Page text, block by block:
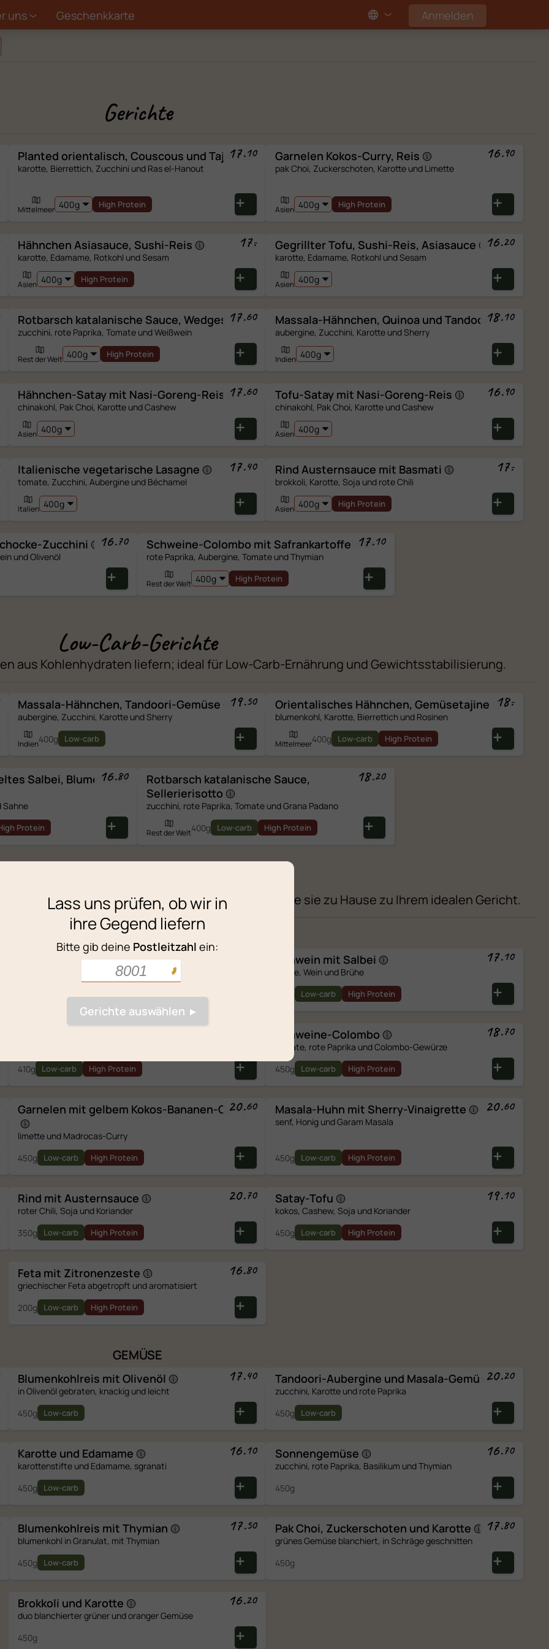
uns Geschenkkarte Anmelden
Lass uns prüfen, ob wir in
ihre Gegend liefern
Bitte gib deine Postleitzahl ein:
Gerichte auswählen ▸
Gerichte
17.10
Planted orientalisch, Couscous und Tajine
karotte, Bierrettich, Zucchini und Ras el-Hanout
Mittelmeer High Protein
16.90
Garnelen Kokos-Curry, Reis
pak Choi, Zuckerschoten, Karotte und Limette
Asien High Protein
17.-
Hähnchen Asiasauce, Sushi-Reis
karotte, Edamame, Rotkohl und Sesam
Asien High Protein
16.20
Gegrillter Tofu, Sushi-Reis,Asiasauce
karotte, Edamame, Rotkohl und Sesam
Asien
17.60
Rotbarsch katalanische Sauce, Wedges
zucchini, rote Paprika, Tomate und Weißwein
Rest der Welt High Protein
18.10
Massala-Hähnchen, Quinoa undTandoori
aubergine, Zucchini, Karotte und Sherry
Indien
17.60
Hähnchen-Satay mit Nasi-Goreng-Reis
chinakohl, Pak Choi, Karotte und Cashew
Asien
16.90
Tofu-Satay mit Nasi-Goreng-Reis
chinakohl, Pak Choi, Karotte und Cashew
Asien
17.40
Italienische vegetarische Lasagne
tomate, Zucchini, Aubergine und Béchamel
Italien
17.-
Rind Austernsauce mit Basmati
brokkoli, Karotte, Soja und rote Chili
Asien High Protein
16.70
Zucchini
und Olivenöl
17.10
Schweine-Colombo mit Safrankartoffeln
rote Paprika, Aubergine, Tomate und Thymian
Rest der Welt High Protein
Low-Carb-Gerichte
aus Kohlenhydraten liefern; ideal für Low-Carb-Ernährung und Gewichtsstabilisierung.
19.50
Massala-Hähnchen, Tandoori-Gemüse
aubergine, Zucchini, Karotte und Sherry
Indien400g Low-carb
18.-
Orientalisches Hähnchen,Gemüsetajine
blumenkohl, Karotte, Bierrettich und Rosinen
Mittelmeer400g Low-carb High Protein
16.80
Salbei, Blumenkohl
Sahne
Protein
18.20
Rotbarsch katalanische Sauce,
Sellerierisotto
zucchini, rote Paprika, Tomate und Grana Padano
Rest der Welt400g Low-carb High Protein
(3 bis 4 Portionen) und kombinieren Sie sie zu Hause zu Ihrem idealen Gericht.
PROTEINE
Asia-Sauce
melasse, Soja, Sesam und Ingwer
17.10
Schwein mit Salbei
sahne, Wein und Brühe
Low-carb High Protein
410g
Low-carb High Protein
18.70
Schweine-Colombo
tomate, rote Paprika und Colombo-Gewürze
450g
Low-carb High Protein
20.60
Garnelen mit gelbem Kokos-Bananen-Curry
limette und Madrocas-Curry
450g
Low-carb High Protein
20.60
Masala-Huhn mit Sherry-Vinaigrette
senf, Honig und Garam Masala
450g Low-carb High Protein
20.70
Rind mit Austernsauce
roter Chili, Soja und Koriander
350g
Low-carb High Protein
19.10
Satay-Tofu
kokos, Cashew, Soja und Koriander
450g
Low-carb High Protein
16.80
Feta mit Zitronenzeste
griechischer Feta abgetropft und aromatisiert
200g
Low-carb High Protein
GEMÜSE
17.40
Blumenkohlreis mit Olivenöl
in Olivenöl gebraten, knackig und leicht
450g
Low-carb
20.20
Tandoori-Aubergine und Masala-Gemüse
zucchini, Karotte und rote Paprika
450g
Low-carb
16.10
Karotte und Edamame
karottenstifte und Edamame, sgranati
450g
Low-carb
16.70
Sonnengemüse
zucchini, rote Paprika, Basilikum und Thymian
450g
17.50
Blumenkohlreis mit Thymian
blumenkohl in Granulat, mit Thymian
450g
Low-carb
17.80
Pak Choi, Zuckerschoten und Karotte
grünes Gemüse blanchiert, in Schräge geschnitten
450g
16.20
Brokkoli und Karotte
duo blanchierter grüner und oranger Gemüse
450g
proteins fats
Kalt geniessen.
Kühl oder warm geniessen.
Erwärmen öffnen.
Die Folie vor dem Erwärmen vollständig entfernen. Die
als Deckel), damit es nicht austrocknet.
In eine Bratpfanne mit Deckel geben und häufig umrühren.
ZUTATEN Schweiz† · 🌱 Bio†
Soweit es der Vorrat erlaubt.
100g
% RM
Energie
gesättigte Fettsäuren